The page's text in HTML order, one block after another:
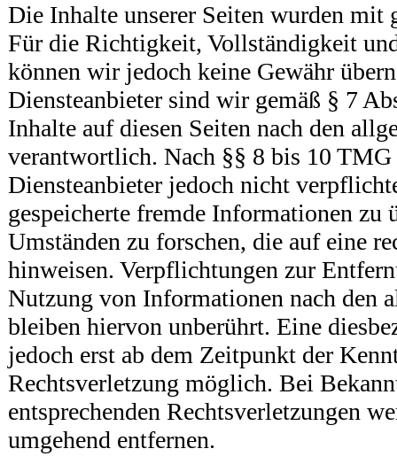
Die Inhalte unserer Seiten wurden mit
Für die Richtigkeit, Vollständigkeit
können wir jedoch keine Gewähr
Diensteanbieter sind wir gemäß § 7
Inhalte auf diesen Seiten nach den
verantwortlich. Nach §§ 8 bis 10
Diensteanbieter jedoch nicht
gespeicherte fremde Informationen zu
Umständen zu forschen, die auf eine
hinweisen. Verpflichtungen zur
Nutzung von Informationen nach den
bleiben hiervon unberührt. Eine
jedoch erst ab dem Zeitpunkt der
Rechtsverletzung möglich. Bei
entsprechenden Rechtsverletzungen
umgehend entfernen.